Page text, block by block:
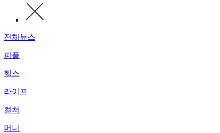
전체뉴스
피플
헬스
라이프
컬처
머니